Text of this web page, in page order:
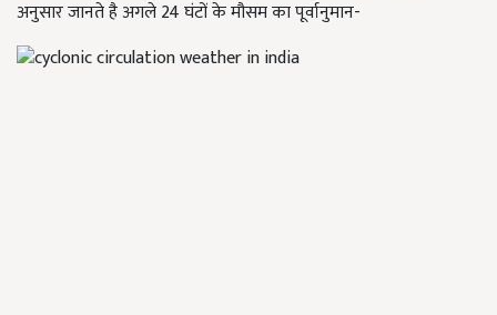
अनुसार जानते है अगले 24 घंटों के मौसम का पूर्वानुमान-